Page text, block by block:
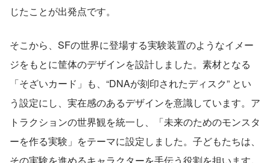
じたことが出発点です。
そこから、SFの世界に登場する実験装置のようなイメー
ジをもとに筐体のデザインを設計しました。素材となる
「そざいカード」も、“DNAが刻印されたディスク” とい
う設定にし、実在感のあるデザインを意識しています。ア
トラクションの世界観を統一し、「未来のためのモンスタ
ーを作る実験」をテーマに設定しました。子どもたちは、